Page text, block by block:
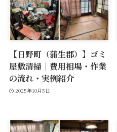
【日野町（蒲生郡）】ゴミ
屋敷清掃｜費用相場・作業
の流れ・実例紹介
2025年10月5日